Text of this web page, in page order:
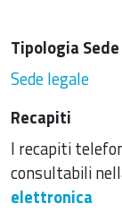
Tipologia Sede
Sede legale
Recapiti
I recapiti
consultabili
elettronica